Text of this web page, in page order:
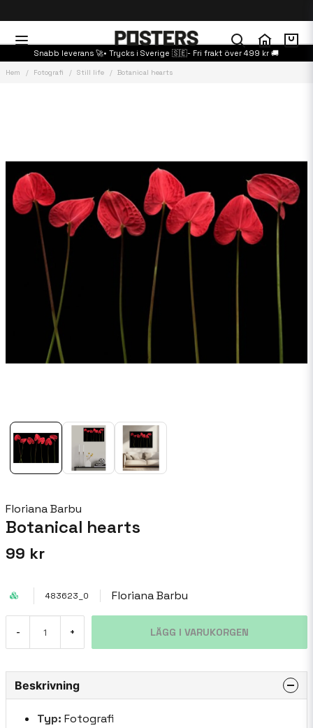
Snabb leverans 🚀• Trycks i Sverige 🇸🇪- Fri frakt över 499 kr 🚚
Hem Fotografi Still life Botanical hearts
Floriana Barbu
Botanical hearts
99 kr
483623_0 Floriana Barbu
- + LÄGG I VARUKORGEN
Beskrivning
Typ: Fotografi